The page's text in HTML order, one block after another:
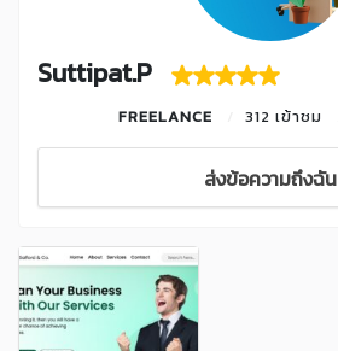
Suttipat.P
FREELANCE 312 เข้าชม
ส่งข้อความถึงฉัน